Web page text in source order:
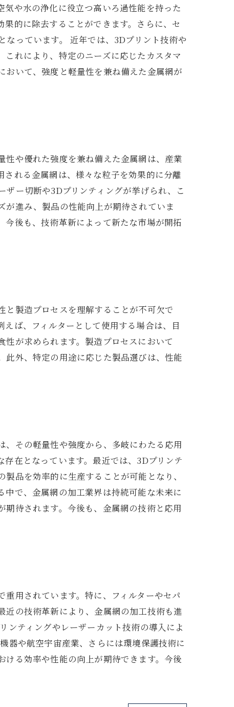
や水の浄化に役立つ高いろ過性能を持った
的に除去することができます。さらに、セ
っています。 近年では、3Dプリント技術や
れにより、特定のニーズに応じたカスタマ
いて、強度と軽量性を兼ね備えた金属網が
や優れた強度を兼ね備えた金属網は、産業
れる金属網は、様々な粒子を効果的に分離
ー切断や3Dプリンティングが挙げられ、こ
進み、製品の性能向上が期待されていま
後も、技術革新によって新たな市場が開拓
製造プロセスを理解することが不可欠で
ば、フィルターとして使用する場合は、目
が求められます。製造プロセスにおいて
外、特定の用途に応じた製品選びは、性能
その軽量性や強度から、多岐にわたる応用
在となっています。最近では、3Dプリンテ
品を効率的に生産することが可能となり、
で、金属網の加工業界は持続可能な未来に
待されます。今後も、金属網の技術と応用
用されています。特に、フィルターやセパ
の技術革新により、金属網の加工技術も進
ンティングやレーザーカット技術の導入によ
器や航空宇宙産業、さらには環境保護技術に
る効率や性能の向上が期待できます。今後